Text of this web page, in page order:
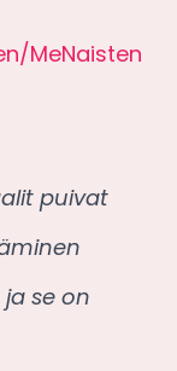
MeNaisten
puivat
se on